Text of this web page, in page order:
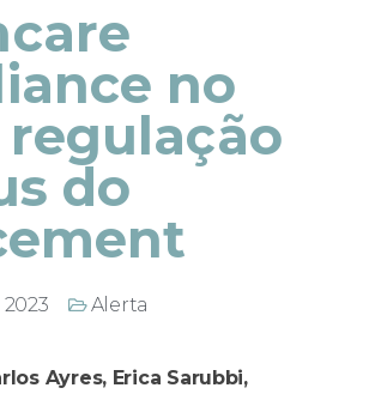
no
regulação
do
Alerta
Ayres, Erica Sarubbi,